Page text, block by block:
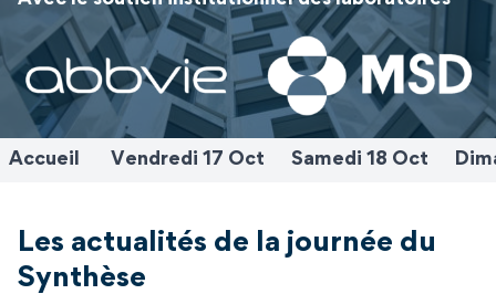
Accueil Vendredi 17 Oct Samedi 18 Oct
Les actualités de la journée du
Synthèse